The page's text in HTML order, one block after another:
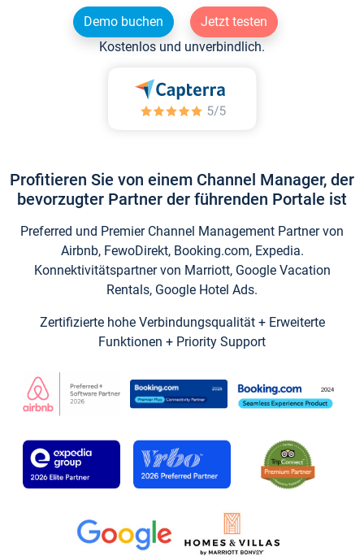
Demo buchen
Jetzt testen
Kostenlos und unverbindlich.
Profitieren Sie von einem Channel Manager, der
bevorzugter Partner der führenden Portale ist
Preferred und Premier Channel Management Partner von
Airbnb, FewoDirekt, Booking.com, Expedia.
Konnektivitätspartner von Marriott, Google Vacation
Rentals, Google Hotel Ads.
Zertifizierte hohe Verbindungsqualität + Erweiterte
Funktionen + Priority Support